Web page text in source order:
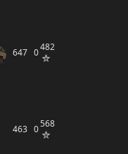
647 0482
463 0568